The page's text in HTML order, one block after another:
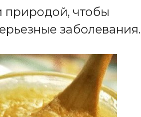
природой, чтобы
заболевания.